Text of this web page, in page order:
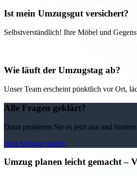
Ist mein Umzugsgut versichert?
Selbstverständlich! Ihre Möbel und
Wie läuft der Umzugstag ab?
Unser Team erscheint pünktlich vor Ort,
Alle Fragen geklärt?
Dann probieren Sie es jetzt aus und
Jetzt Anfrage starten
Umzug planen leicht gemacht –